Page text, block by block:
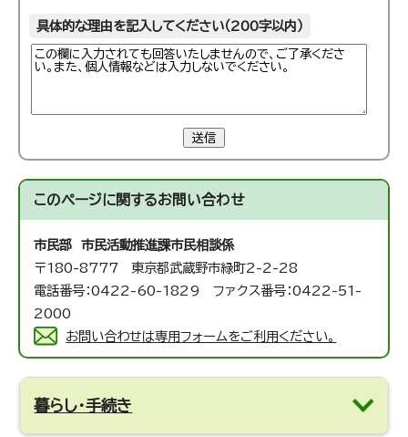
具体的な理由を記入してください（200字以内）
送信
このページに関するお問い合わせ
市民部 市民活動推進課市民相談係
〒180-8777 東京都武蔵野市緑町2-2-28
電話番号：0422-60-1829 ファクス番号：0422-51-
2000
お問い合わせは専用フォームをご利用ください。
暮らし・手続き